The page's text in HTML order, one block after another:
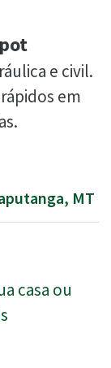
e civil.
em
MT
casa ou